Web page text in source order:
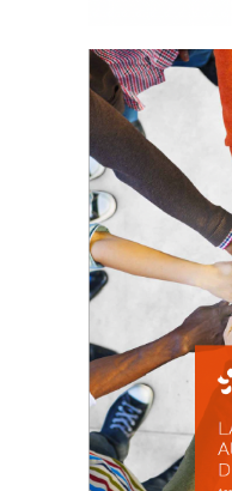
La
d’intérêts
18 septembre
FEUILLETER